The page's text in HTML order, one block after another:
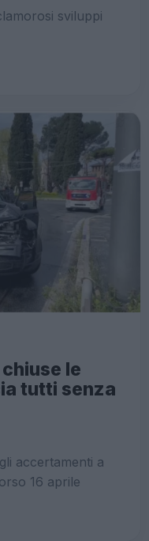
sviluppi
le
tutti senza
accertamenti a
16 aprile